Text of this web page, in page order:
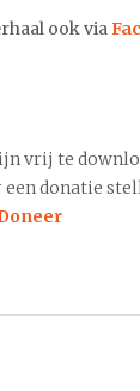
ook via
vrij te
een donatie